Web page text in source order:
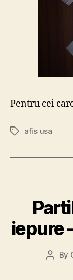
Pentru cei
Tagsafis usa
iepure
Post
By